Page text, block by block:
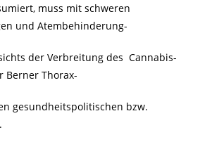
muss mit schweren
und Atembehinderung-
der Verbreitung des Cannabis-
Berner Thorax-
gesundheitspolitischen bzw.